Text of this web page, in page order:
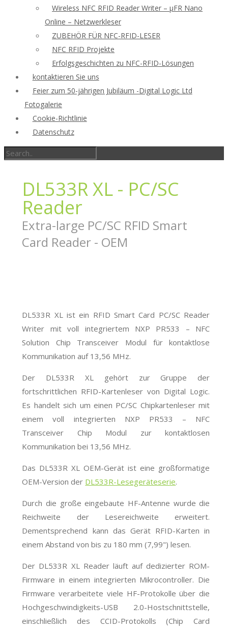
Wireless NFC RFID Reader Writer – μFR Nano
Online – Netzwerkleser
ZUBEHÖR FÜR NFC-RFID-LESER
NFC RFID Projekte
Erfolgsgeschichten zu NFC-RFID-Lösungen
kontaktieren Sie uns
Feier zum 50-jährigen Jubiläum -Digital Logic Ltd
Fotogalerie
Cookie-Richtlinie
Datenschutz
DL533R XL - PC/SC
Reader
Extra-large PC/SC RFID Smart
Card Reader - OEM
DL533R XL ist ein RFID Smart Card PC/SC Reader
Writer mit voll integriertem NXP PR533 – NFC
Solution Chip Transceiver Modul für kontaktlose
Kommunikation auf 13,56 MHz.
Der DL533R XL gehört zur Gruppe der
fortschrittlichen RFID-Kartenleser von Digital Logic.
Es handelt sich um einen PC/SC Chipkartenleser mit
einem voll integrierten NXP PR533 – NFC
Transceiver Chip Modul zur kontaktlosen
Kommunikation bei 13,56 MHz.
Das DL533R XL OEM-Gerät ist eine großformatige
OEM-Version der DL533R-Lesegeräteserie.
Durch die große eingebaute HF-Antenne wurde die
Reichweite der Lesereichweite erweitert.
Dementsprechend kann das Gerät RFID-Karten in
einem Abstand von bis zu 180 mm (7,99") lesen.
Der DL533R XL Reader läuft auf dedizierter ROM-
Firmware in einem integrierten Mikrocontroller. Die
Firmware verarbeitete viele HF-Protokolle über die
Hochgeschwindigkeits-USB 2.0-Hostschnittstelle,
einschließlich des CCID-Protokolls (Chip Card